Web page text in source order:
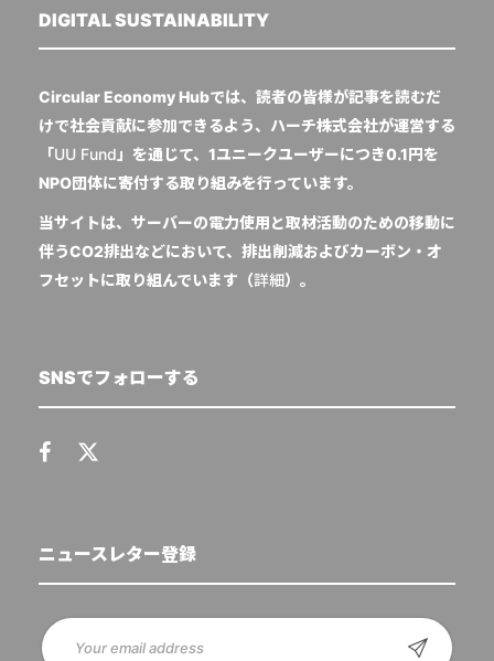
DIGITAL SUSTAINABILITY
Circular Economy Hubでは、読者の皆様が記事を読むだ
けで社会貢献に参加できるよう、ハーチ株式会社が運営する
「UU Fund 」を通じて、1ユニークユーザーにつき0.1円を
NPO団体に寄付する取り組みを行っています。
当サイトは、サーバーの電力使用と取材活動のための移動に
伴うCO2排出などにおいて、排出削減およびカーボン・オ
フセットに取り組んでいます（詳細）。
SNSでフォローする
ニュースレター登録